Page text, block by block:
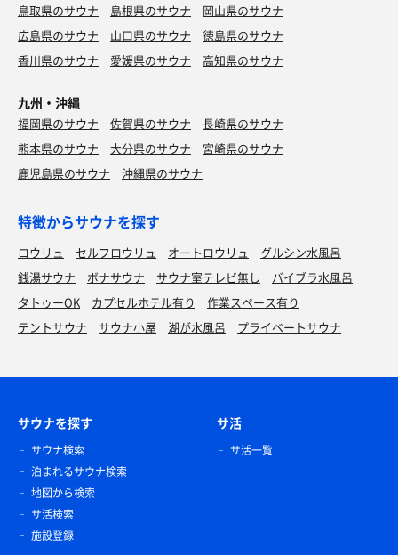
鳥取県のサウナ 島根県のサウナ
岡山県のサウナ
広島県のサウナ
山口県のサウナ
徳島県のサウナ
香川県のサウナ
愛媛県のサウナ 高知県のサウナ
九州・沖縄
福岡県のサウナ 佐賀県のサウナ
長崎県のサウナ
熊本県のサウナ
大分県のサウナ
宮崎県のサウナ
鹿児島県のサウナ
沖縄県のサウナ
特徴からサウナを探す
ロウリュ セルフロウリュ オートロウリュ
グルシン水風呂
銭湯サウナ
ボナサウナ サウナ室テレビ無し
バイブラ水風呂
タトゥーOK
カプセルホテル有り
作業スペース有り
テントサウナ
サウナ小屋 湖が水風呂 プライベートサウナ
サウナを探す
サウナ検索
泊まれるサウナ検索
地図から検索
サ活検索
施設登録
サ活
サ活一覧